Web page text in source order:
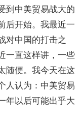
到中美贸易战大的
后开始。我最近一
对中国的打击之
一直这样讲，一些
随便。我今天在这
人认为：中美贸易
年以后可能出乎大